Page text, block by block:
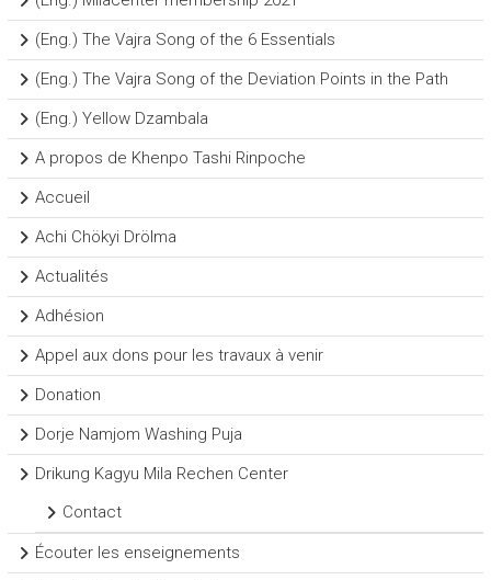
(Eng.) The Vajra Song of the 6 Essentials
(Eng.) The Vajra Song of the Deviation Points in the Path
(Eng.) Yellow Dzambala
A propos de Khenpo Tashi Rinpoche
Accueil
Achi Chökyi Drölma
Actualités
Adhésion
Appel aux dons pour les travaux à venir
Donation
Dorje Namjom Washing Puja
Drikung Kagyu Mila Rechen Center
Contact
Écouter les enseignements